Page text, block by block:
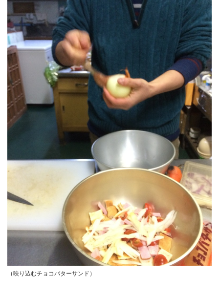
（映り込むチョコバターサンド）